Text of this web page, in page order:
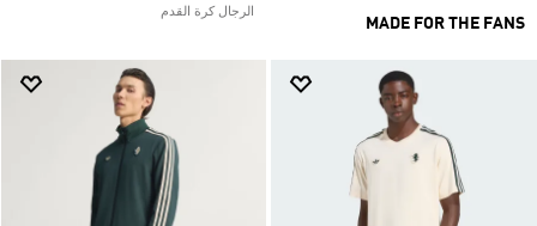
MADE FOR THE FANS
الرجال كرة القدم